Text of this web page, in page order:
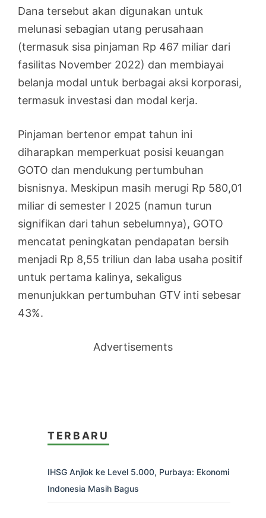
Dana tersebut akan digunakan untuk
melunasi sebagian utang perusahaan
(termasuk sisa pinjaman Rp 467 miliar dari
fasilitas November 2022) dan membiayai
belanja modal untuk berbagai aksi korporasi,
termasuk investasi dan modal kerja.
Pinjaman bertenor empat tahun ini
diharapkan memperkuat posisi keuangan
GOTO dan mendukung pertumbuhan
bisnisnya. Meskipun masih merugi Rp 580,01
miliar di semester I 2025 (namun turun
signifikan dari tahun sebelumnya), GOTO
mencatat peningkatan pendapatan bersih
menjadi Rp 8,55 triliun dan laba usaha positif
untuk pertama kalinya, sekaligus
menunjukkan pertumbuhan GTV inti sebesar
43%.
Advertisements
TERBARU
IHSG Anjlok ke Level 5.000, Purbaya: Ekonomi
Indonesia Masih Bagus